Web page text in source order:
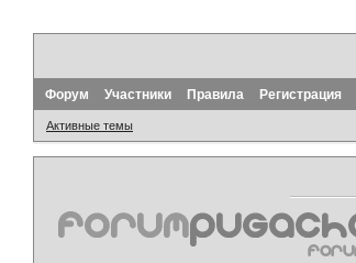
Форум Участники Правила Регистрация
Активные темы